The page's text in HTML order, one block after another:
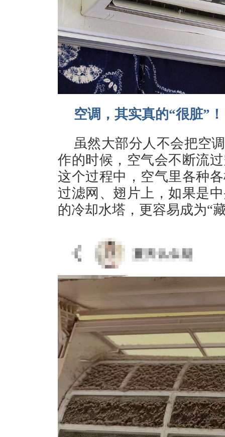
空调，其实真的“很脏”！
虽然大部分人不会把空
作的时候，空气会不断流
这个过程中，空气里各种
过滤网、翅片上，如果是
的冷却水塔，更容易成为“